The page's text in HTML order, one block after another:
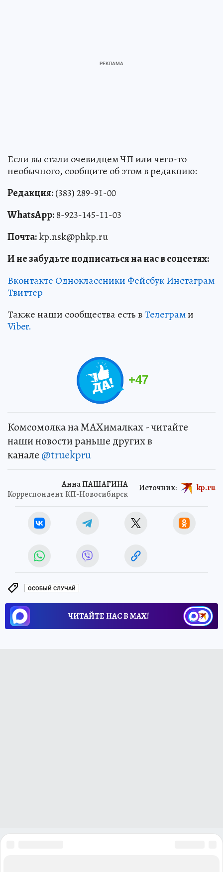
Если вы стали очевидцем ЧП или чего-то
необычного, сообщите об этом в редакцию:
Редакция:(383) 289-91-00
WhatsApp:8-923-145-11-03
Почта:kp.nsk@phkp.ru
И не забудьте подписаться на нас в соцсетях:
Вконтакте Одноклассники ФейсбукИнстаграм
Твиттер
Также наши сообщества есть вТелеграми
Viber.
+47
Комсомолка на MAXималках - читайте
наши новости раньше других в
канале @truekpru
Анна ПАШАГИНА
Корреспондент КП-Новосибирск
Источник: kp.ru
ОСОБЫЙ СЛУЧАЙ
ЧИТАЙТЕ НАС В МАХ!